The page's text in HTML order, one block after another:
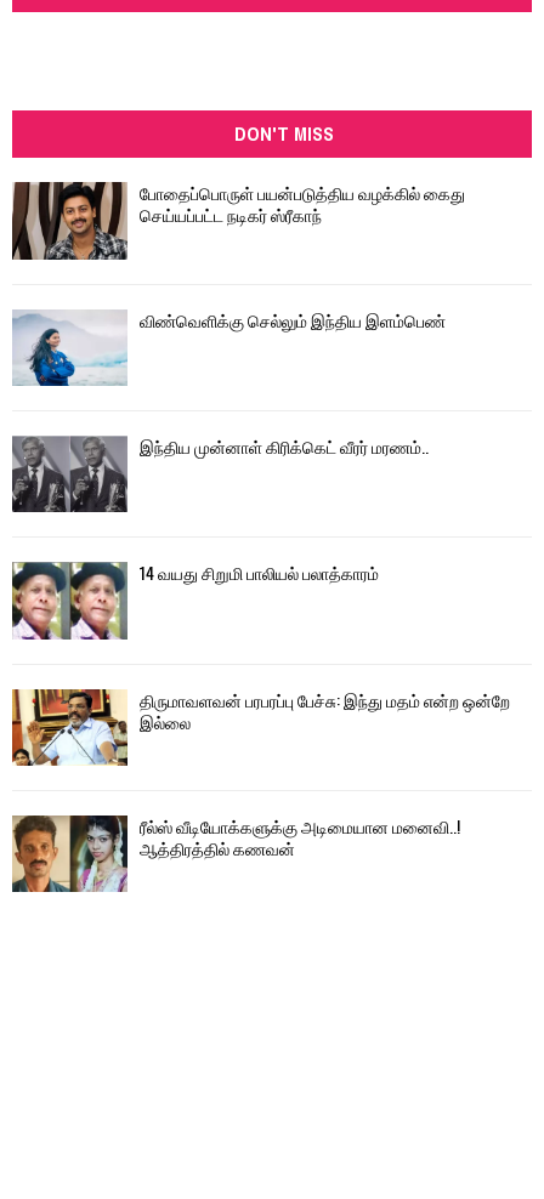
DON'T MISS
போதைப்பொருள் பயன்படுத்திய வழக்கில் கைது
செய்யப்பட்ட நடிகர் ஸ்ரீகாந்
விண்வெளிக்கு செல்லும் இந்திய இளம்பெண்
இந்திய முன்னாள் கிரிக்கெட் வீரர் மரணம்..
14 வயது சிறுமி பாலியல் பலாத்காரம்
திருமாவளவன் பரபரப்பு பேச்சு: இந்து மதம் என்ற ஒன்றே
இல்லை
ரீல்ஸ் வீடியோக்களுக்கு அடிமையான மனைவி..!
ஆத்திரத்தில் கணவன்